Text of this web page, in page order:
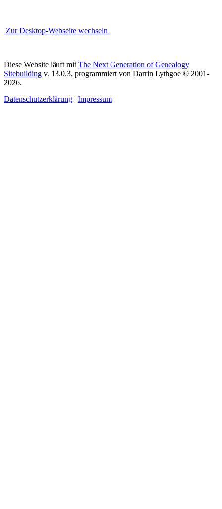
Zur Desktop-Webseite wechseln
Diese Website läuft mit The Next Generation of Genealogy
Sitebuilding v. 13.0.3, programmiert von Darrin Lythgoe © 2001-
2026.
Datenschutzerklärung | Impressum